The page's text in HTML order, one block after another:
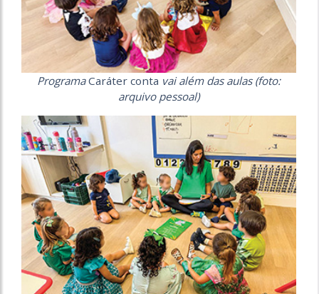
ProgramaCaráter conta vai além das aulas (foto:
arquivo pessoal)